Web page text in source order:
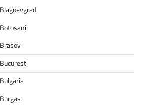
Blagoevgrad
Botosani
Brasov
Bucuresti
Bulgaria
Burgas